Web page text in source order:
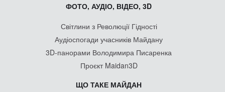
ФОТО, АУДІО, ВІДЕО, 3D
Світлини з Революції Гідності
Аудіоспогади учасників Майдану
3D-панорами Володимира Писаренка
Проєкт Maidan3D
ЩО ТАКЕ МАЙДАН